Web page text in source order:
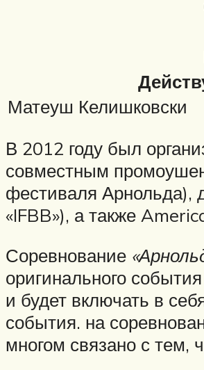
Матеуш Келишковски
В 2012 году был
совместным
фестиваля Арнольда),
«IFBB»), а также
Соревнование
оригинального
и будет включать в
события. на
многом связано с тем,